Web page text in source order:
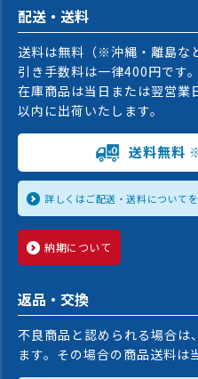
配送・送料
送料は無料（※沖縄・離島な
引き手数料は一律400円です。
在庫商品は当日または翌営業
以内に出荷いたします。
送料無料
詳しくはご配送・送料についてを
納期について
返品・交換
不良商品と認められる場合は
ます。その場合の商品送料は